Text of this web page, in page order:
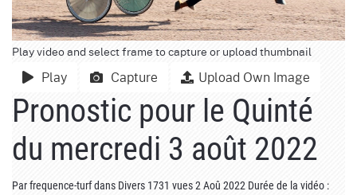
Play video and select frame to capture or upload thumbnail
Play Capture Upload Own Image
Pronostic pour le Quinté
du mercredi 3 août 2022
Parfrequence-turfdans Divers 1731 vues2 Aoû 2022 Durée de la vidéo :